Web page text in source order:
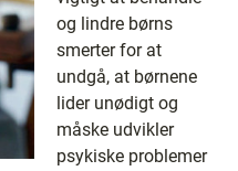
og lindre børns
smerter for at
undgå, at børnene
lider unødigt og
måske udvikler
psykiske problemer